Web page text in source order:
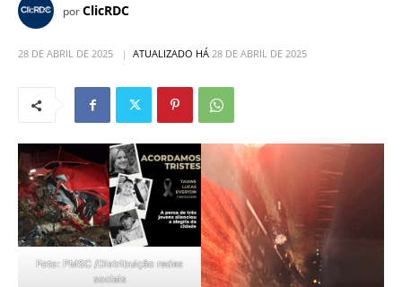
porClicRDC
28 DE ABRIL DE 2025 ATUALIZADO HÁ 28 DE ABRIL DE 2025
Foto: PMSC /Distribuição redes
sociais